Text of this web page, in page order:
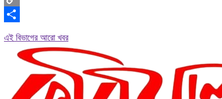
Copy
এই বিভাগের আরো খবর